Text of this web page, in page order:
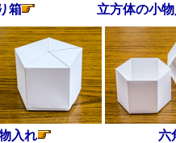
箱 立方体の小
入れ 六